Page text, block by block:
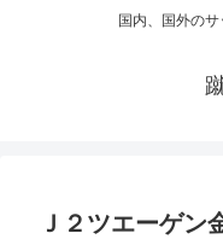
国内、国外のサ
Ｊ２ツエーゲ